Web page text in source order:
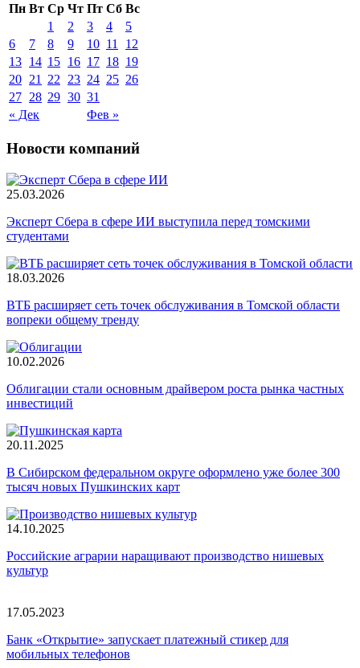
Пн Вт Ср Чт Пт Сб Вс
« Дек Фев »
1 2 3 4
5
6
7 8 9 10 11
12
13 14 15 16 17 18 19
20 21 22 23 24 25 26
27 28 29 30 31
Новости компаний
25.03.2026
Эксперт Сбера в сфере ИИ выступила перед томскими
студентами
18.03.2026
ВТБ расширяет сеть точек обслуживания в Томской области
вопреки общему тренду
10.02.2026
Облигации стали основным драйвером роста рынка частных
инвестиций
20.11.2025
В Сибирском федеральном округе оформлено уже более 300
тысяч новых Пушкинских карт
14.10.2025
Российские аграрии наращивают производство нишевых
культур
17.05.2023
Банк «Открытие» запускает платежный стикер для
мобильных телефонов